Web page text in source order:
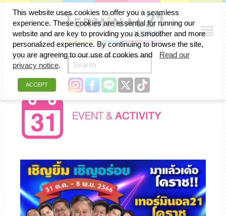
EVENT &ACTIVITY
This website uses cookies to offer you a seamless
experience. These cookies are essential for running our
website and are key to providing you a smoother and more
personalized experience. By continuing to browse the site,
you are agreeing to our use of cookies and
Read our
privacy notice.
ACCEPT